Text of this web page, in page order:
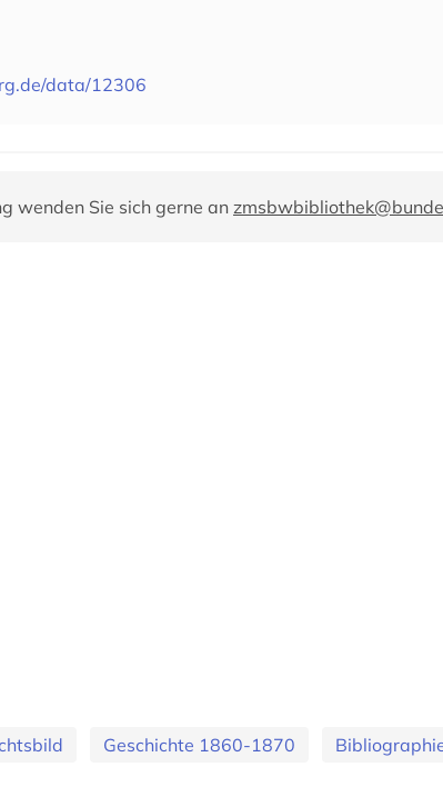
data/12306
wenden Sie sich gerne an
Geschichte 1860-1870